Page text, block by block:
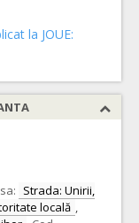
la JOUE:
Strada: Unirii,
locală ,